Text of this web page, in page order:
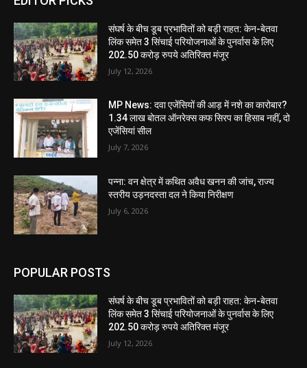
संघर्ष के बीच डूब प्रभावितों को बड़ी राहत: केन-बेतवा
लिंक समेत 3 सिंचाई परियोजनाओं के पुनर्वास के लिए
202.50 करोड़ रुपये अतिरिक्त मंजूर
July 12, 2026
MP News: दवा एजेंसियों की आड़ में नशे का कारोबार?
1.34 लाख बोतल ऑनरेक्स कफ सिरप का हिसाब नहीं, दो
एजेंसियां सील
July 7, 2026
पन्ना: वन क्षेत्र में कथित अवैध खनन की जांच, राज्य
स्तरीय उड़नदस्ता दल ने किया निरीक्षण
July 6, 2026
POPULAR POSTS
संघर्ष के बीच डूब प्रभावितों को बड़ी राहत: केन-बेतवा
लिंक समेत 3 सिंचाई परियोजनाओं के पुनर्वास के लिए
202.50 करोड़ रुपये अतिरिक्त मंजूर
July 12, 2026